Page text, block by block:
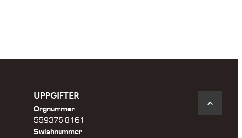
UPPGIFTER
Orgnummer
559375-8161
Swishnummer